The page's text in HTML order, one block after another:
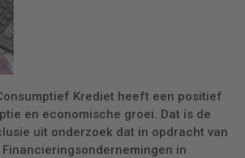
Krediet heeft een positief
en economische groei. Dat is de
uit onderzoek dat in opdracht van
in